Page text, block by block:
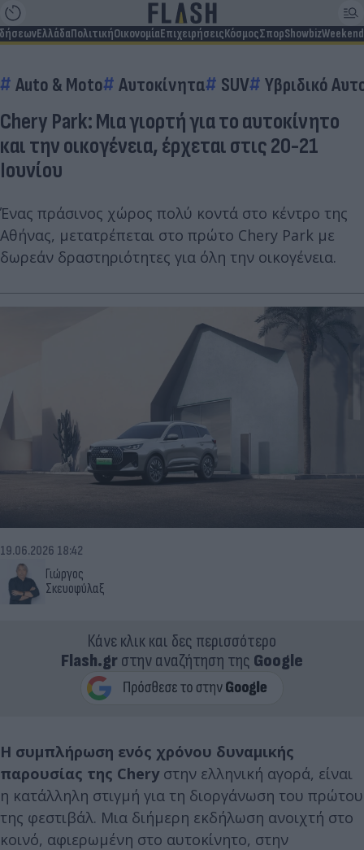
ΕλλάδαΠολιτικήΟικονομίαΕπιχειρήσειςΚόσμοςΣπορShowbizWeekend
Auto & Moto Αυτοκίνητα SUV Υβριδικό
Chery Park: Μια γιορτή για το αυτοκίνητο
και την οικογένεια, έρχεται στις 20-21
Ιουνίου
Ένας πράσινος χώρος πολύ κοντά στο κέντρο της
Αθήνας, μετατρέπεται στο πρώτο Chery Park με
δωρεάν δραστηριότητες για όλη την οικογένεια.
Γιώργος
Σκευοφύλαξ
19.06.2026 18:42
Κάνε κλικ και δες περισσότερο
Flash.grστην αναζήτηση της Google
Η συμπλήρωση ενός χρόνου δυναμικής
παρουσίας της Cheryστην ελληνική αγορά, είναι
η κατάλληλη στιγμή για τη διοργάνωση του πρώτου
της φεστιβάλ. Μια διήμερη εκδήλωση ανοιχτή στο
κοινό, αφιερωμένη στο αυτοκίνητο, στην